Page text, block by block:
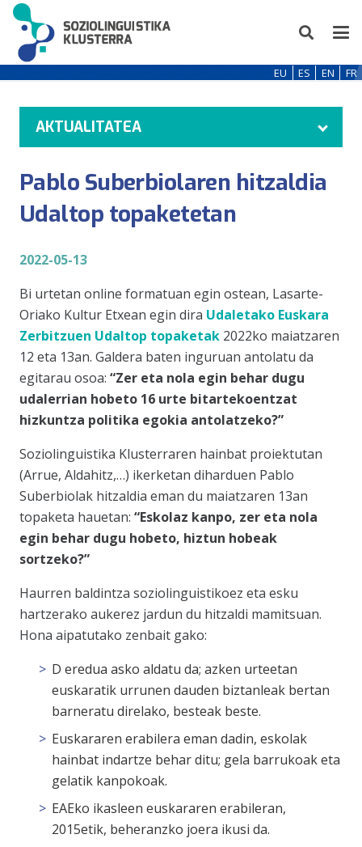
EU ES EN FR
AKTUALITATEA
Pablo Suberbiolaren hitzaldia
Udaltop topaketetan
2022-05-13
Bi urtetan online formatuan egin ostean, Lasarte-
Oriako Kultur Etxean egin dira Udaletako Euskara
Zerbitzuen Udaltop topaketak 2022ko maiatzaren
12 eta 13an. Galdera baten inguruan antolatu da
egitarau osoa: “Zer eta nola egin behar dugu
udalerrian hobeto 16 urte bitartekoentzat
hizkuntza politika egokia antolatzeko?”
Soziolinguistika Klusterraren hainbat proiektutan
(Arrue, Aldahitz,…) ikerketan diharduen Pablo
Suberbiolak hitzaldia eman du maiatzaren 13an
topaketa hauetan: “Eskolaz kanpo, zer eta nola
egin behar dugu hobeto, hiztun hobeak
sortzeko?”
Haurren baldintza soziolinguistikoez eta esku
hartzerako aukerez jardun du hitzaldi mamitsuan.
Hona aipatutako zenbait gako:
D eredua asko aldatu da; azken urteetan
euskaratik urrunen dauden biztanleak bertan
barneratu direlako, besteak beste.
Euskararen erabilera eman dadin, eskolak
hainbat indartze behar ditu; gela barrukoak eta
gelatik kanpokoak.
EAEko ikasleen euskararen erabileran,
2015etik, beheranzko joera ikusi da.